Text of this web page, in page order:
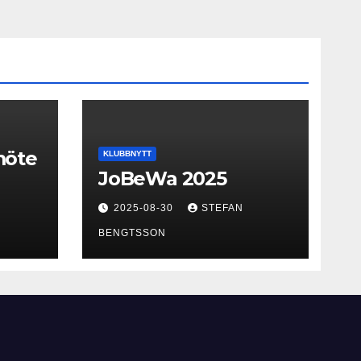
KLUBBNYTT
JoBeWa 2025
2025-08-30 STEFAN
BENGTSSON